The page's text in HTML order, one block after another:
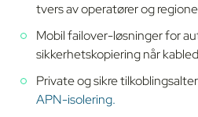
tvers av operatører og
Mobil failover-løsninger for
sikkerhetskopiering når
Private og sikre
APN-isolering.